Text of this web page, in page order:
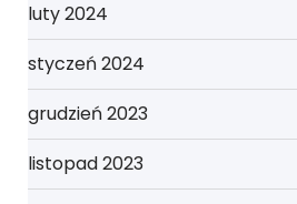
luty 2024
styczeń 2024
grudzień 2023
listopad 2023